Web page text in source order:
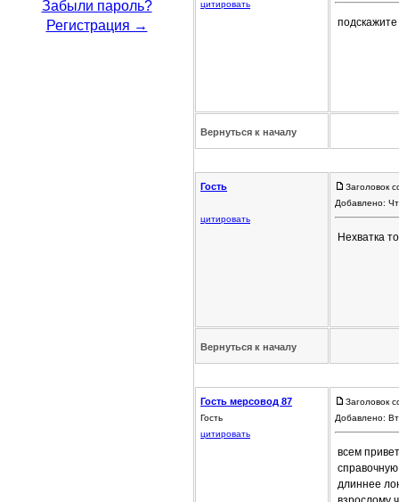
Забыли пароль?
Регистрация →
цитировать
Вернуться к началу
Гость
цитировать
Заголовок
Добавлено:
Нехватка
Вернуться к началу
Гость мерсовод 87
Гость
цитировать
Заголовок
Добавлено:
всем
длиннее